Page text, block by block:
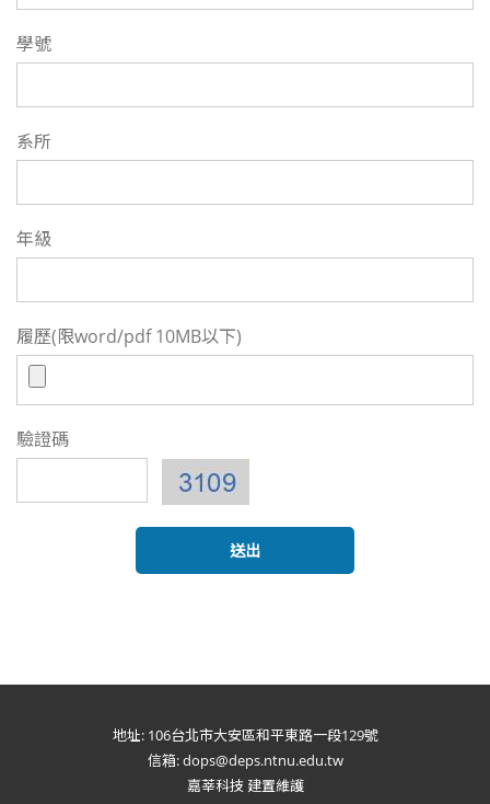
學號
系所
年級
履歷(限word/pdf 10MB以下)
驗證碼
地址: 106台北市大安區和平東路一段129號
信箱: dops@deps.ntnu.edu.tw
嘉莘科技 建置維護